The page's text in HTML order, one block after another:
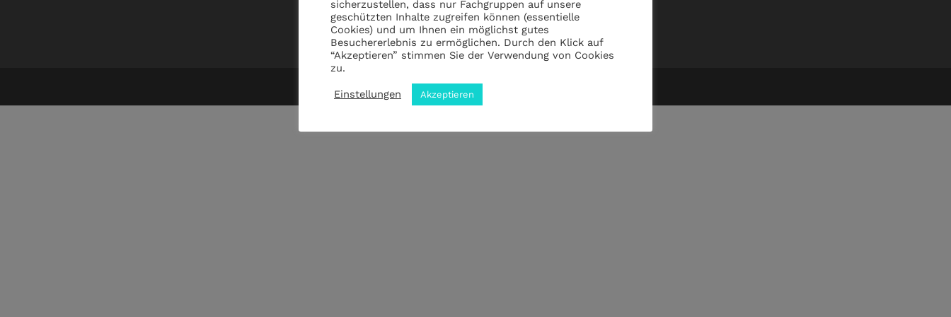
Impressum |Datenschutz|ANB
© 2023 by meZWEI designed by drehbankmedia
sicherzustellen, dass nur Fachgruppen auf unsere
geschützten Inhalte zugreifen können (essentielle
Cookies) und um Ihnen ein möglichst gutes
Besuchererlebnis zu ermöglichen. Durch den Klick auf
“Akzeptieren” stimmen Sie der Verwendung von Cookies
zu.
Einstellungen Akzeptieren